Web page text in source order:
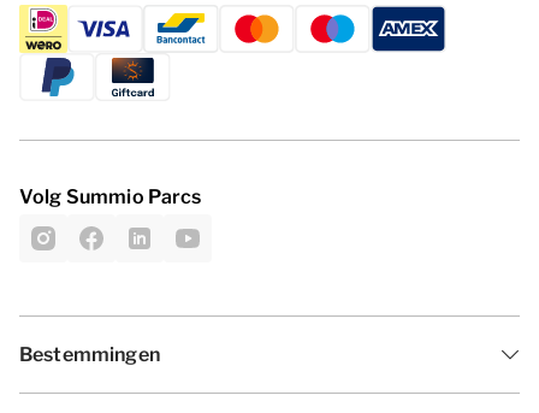
Volg Summio Parcs
Bestemmingen